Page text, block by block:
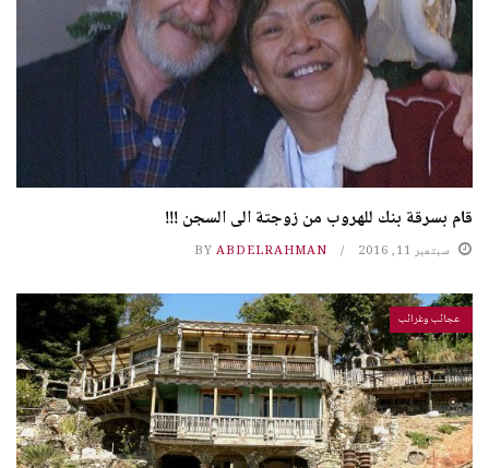
قام بسرقة بنك للهروب من زوجتة الى السجن !!!
سبتمبر 11, 2016 BY ABDELRAHMAN
عجائب وغرائب